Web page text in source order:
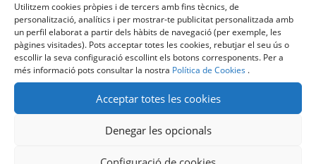
Utilitzem cookies pròpies i de tercers amb fins tècnics, de
personalització, analítics i per mostrar-te publicitat personalitzada amb
un perfil elaborat a partir dels hàbits de navegació (per exemple, les
pàgines visitades). Pots acceptar totes les cookies, rebutjar el seu ús o
escollir la seva configuració escollint els botons corresponents. Per a
més informació pots consultar la nostra Política de Cookies .
Acceptar totes les cookies
Denegar les opcionals
Contacte
Carrer Aragó 63, Entresol 2ª
08015 Barcelona
Telèfon: 934513406
CIF: G60219763